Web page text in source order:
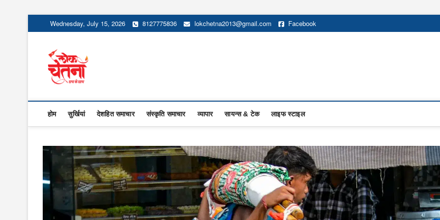
to
Wednesday, July 15, 2026 8127775836 lokchetna2013@gmail.com Facebook
होम सुर्खियां देशहित समाचार संस्कृति समाचार व्यापार सायन्स & टेक लाइफ स्टाइल